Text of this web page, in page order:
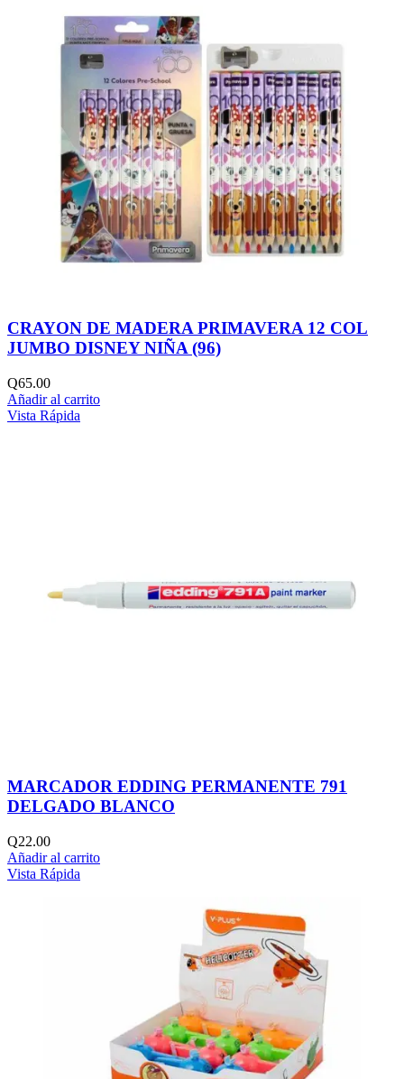
CRAYON DE MADERA PRIMAVERA 12 COL
JUMBO DISNEY NIÑA (96)
Q65.00
Añadir al carrito
Vista Rápida
MARCADOR EDDING PERMANENTE 791
DELGADO BLANCO
Q22.00
Añadir al carrito
Vista Rápida